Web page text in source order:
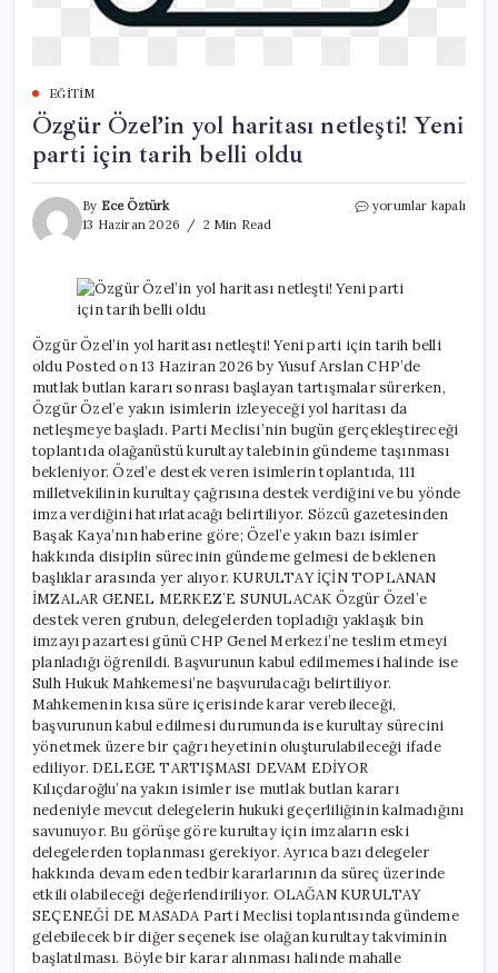
EĞITIM
Özgür Özel’in yol haritası netleşti! Yeni
parti için tarih belli oldu
By Ece Öztürk
13 Haziran 2026
2 Min Read
Özgür
netleşti!
Yeni
için
tarih
belli
oldu
için
yorumlar kapalı
Özgür Özel’in yol haritası netleşti! Yeni parti için tarih belli
oldu Posted on 13 Haziran 2026 by Yusuf Arslan CHP’de
mutlak butlan kararı sonrası başlayan tartışmalar sürerken,
Özgür Özel’e yakın isimlerin izleyeceği yol haritası da
netleşmeye başladı. Parti Meclisi’nin bugün gerçekleştireceği
toplantıda olağanüstü kurultay talebinin gündeme taşınması
bekleniyor. Özel’e destek veren isimlerin toplantıda, 111
milletvekilinin kurultay çağrısına destek verdiğini ve bu yönde
imza verdiğini hatırlatacağı belirtiliyor. Sözcü gazetesinden
Başak Kaya’nın haberine göre; Özel’e yakın bazı isimler
hakkında disiplin sürecinin gündeme gelmesi de beklenen
başlıklar arasında yer alıyor. KURULTAY İÇİN TOPLANAN
İMZALAR GENEL MERKEZ’E SUNULACAK Özgür Özel’e
destek veren grubun, delegelerden topladığı yaklaşık bin
imzayı pazartesi günü CHP Genel Merkezi’ne teslim etmeyi
planladığı öğrenildi. Başvurunun kabul edilmemesi halinde ise
Sulh Hukuk Mahkemesi’ne başvurulacağı belirtiliyor.
Mahkemenin kısa süre içerisinde karar verebileceği,
başvurunun kabul edilmesi durumunda ise kurultay sürecini
yönetmek üzere bir çağrı heyetinin oluşturulabileceği ifade
ediliyor. DELEGE TARTIŞMASI DEVAM EDİYOR
Kılıçdaroğlu’na yakın isimler ise mutlak butlan kararı
nedeniyle mevcut delegelerin hukuki geçerliliğinin kalmadığını
savunuyor. Bu görüşe göre kurultay için imzaların eski
delegelerden toplanması gerekiyor. Ayrıca bazı delegeler
hakkında devam eden tedbir kararlarının da süreç üzerinde
etkili olabileceği değerlendiriliyor. OLAĞAN KURULTAY
SEÇENEĞİ DE MASADA Parti Meclisi toplantısında gündeme
gelebilecek bir diğer seçenek ise olağan kurultay takviminin
başlatılması. Böyle bir karar alınması halinde mahalle